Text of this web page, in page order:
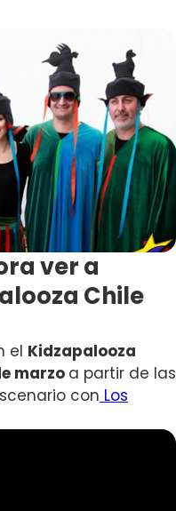
ver a
Chile
el Kidzapalooza
marzo a partir de las
con Los